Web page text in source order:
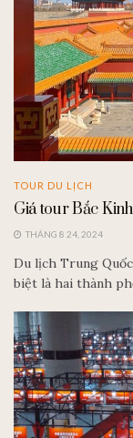
TOUR DU LỊCH
Giá tour Bắc
THÁNG 8 24, 2024
Du lịch Trung
biệt là hai thành